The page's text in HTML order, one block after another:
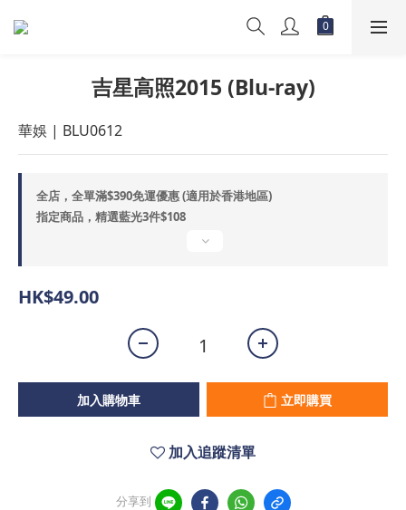
吉星高照2015 (Blu-ray)
華娛 | BLU0612
全店，全單滿$390免運優惠 (適用於香港地區)
指定商品，精選藍光3件$108
HK$49.00
加入購物車 立即購買
加入追蹤清單
分享到